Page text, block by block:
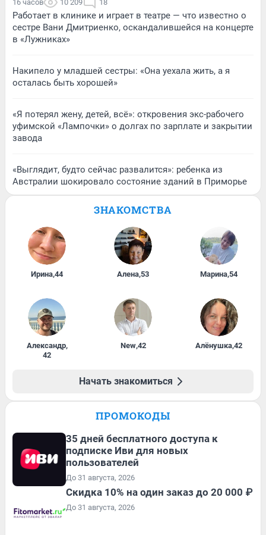
16 часов 10 209 18
Работает в клинике и играет в театре — что известно о
сестре Вани Дмитриенко, оскандалившейся на концерте
в «Лужниках»
Накипело у младшей сестры: «Она уехала жить, а я
осталась быть хорошей»
«Я потерял жену, детей, всё»: откровения экс-рабочего
уфимской «Лампочки» о долгах по зарплате и закрытии
завода
«Выглядит, будто сейчас развалится»: ребенка из
Австралии шокировало состояние зданий в Приморье
ЗНАКОМСТВА
Ирина,44 Алена,53 Марина,54
Александр,
42
New,42 Алёнушка,42
Начать знакомиться
ПРОМОКОДЫ
35 дней бесплатного доступа к
подписке Иви для новых
пользователей
До 31 августа, 2026
Скидка 10% на один заказ до 20 000 ₽
До 31 августа, 2026